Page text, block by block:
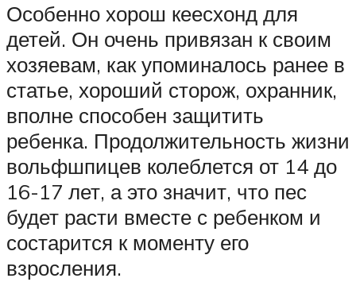
Особенно хорош кеесхонд для
детей. Он очень привязан к своим
хозяевам, как упоминалось ранее в
статье, хороший сторож, охранник,
вполне способен защитить
ребенка. Продолжительность жизни
вольфшпицев колеблется от 14 до
16-17 лет, а это значит, что пес
будет расти вместе с ребенком и
состарится к моменту его
взросления.